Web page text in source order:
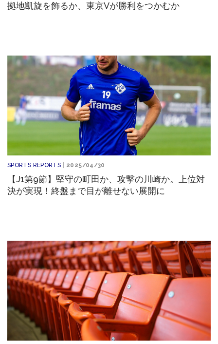
拠地凱旋を飾るか、東京Vが勝利をつかむか
SPORTS REPORTS | 2025/04/30
【J1第9節】堅守の町田か、攻撃の川崎か。上位対
決が実現！終盤まで目が離せない展開に